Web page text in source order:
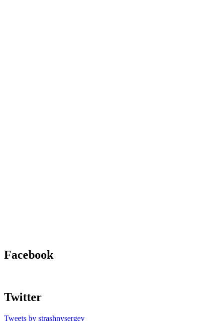
Facebook
Twitter
Tweets by strashnysergey